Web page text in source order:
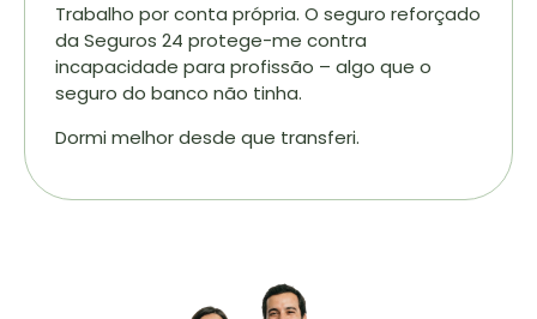
Trabalho por conta própria. O seguro reforçado
da Seguros 24 protege-me contra
incapacidade para profissão – algo que o
seguro do banco não tinha.
Dormi melhor desde que transferi.